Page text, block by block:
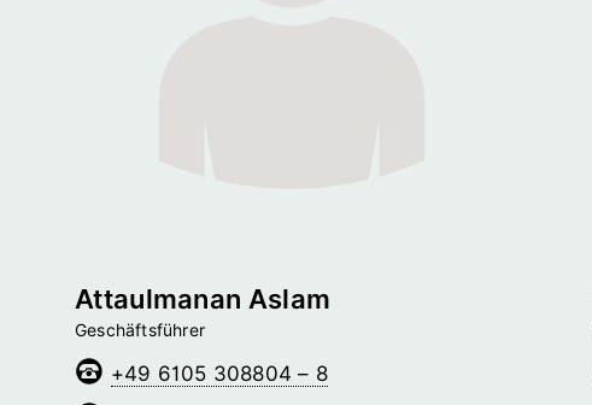
Attaulmanan Aslam
Geschäftsführer
+49 6105 308804 – 8